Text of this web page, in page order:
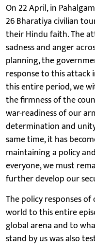
On 22 April, in
26 Bharatiya civilian
their Hindu faith. The
sadness and anger
planning, the
response to this
this entire period, we
the firmness of the
war-readiness of our
determination and
same time, it has
maintaining a policy
everyone, we must
further develop our
The policy responses
world to this entire
global arena and to
stand by us was also